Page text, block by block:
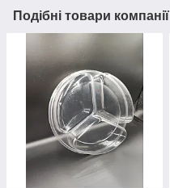
Подібні товари компанії